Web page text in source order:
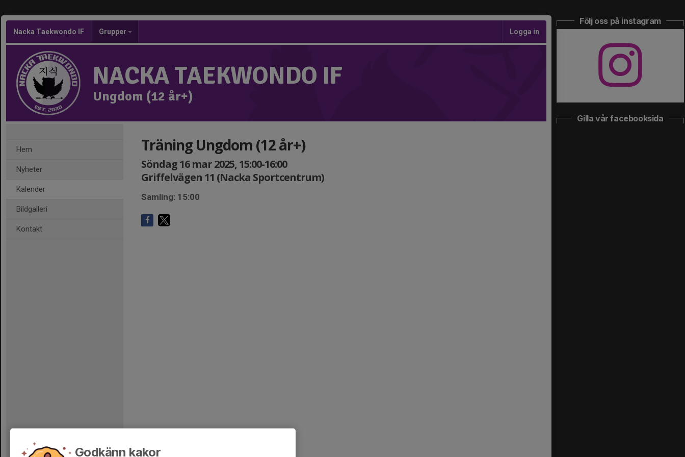
Nacka Taekwondo IF Grupper Logga in
NACKA TAEKWONDO IF
Ungdom (12 år+)
Hem
Nyheter
Kalender
Bildgalleri
Kontakt
Träning Ungdom (12 år+)
Söndag 16 mar 2025, 15:00-16:00
Griffelvägen 11 (Nacka Sportcentrum)
Samling: 15:00
Följ oss på instagram
Gilla vår facebooksida
Godkänn kakor